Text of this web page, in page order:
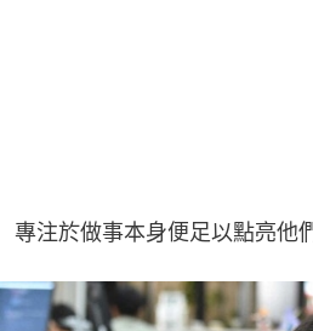
專注於做事本身便足以點亮他